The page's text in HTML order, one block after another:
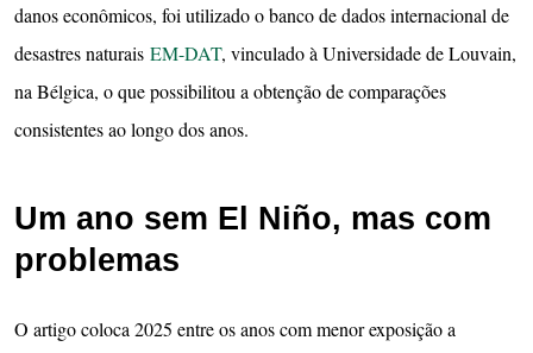
danos econômicos, foi utilizado o banco de dados internacional de
desastres naturais EM-DAT, vinculado à Universidade de Louvain,
na Bélgica, o que possibilitou a obtenção de comparações
consistentes ao longo dos anos.
Um ano sem El Niño, mas com
problemas
O artigo coloca 2025 entre os anos com menor exposição a